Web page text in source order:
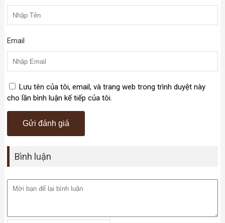
Email
Lưu tên của tôi, email, và trang web trong trình duyệt này
cho lần bình luận kế tiếp của tôi.
Bình luận